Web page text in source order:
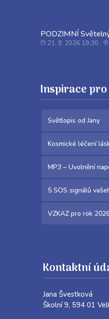
PODZIMNÍ
21. 9. 2026 19:30
Inspirace
Světlopis od Jany
Kosmické léčení
MP3 – Uvolnění
5 SOS signálů
VZKAZ pro rok
Kontaktní
Jana Švestková
Školní 9, 594 01